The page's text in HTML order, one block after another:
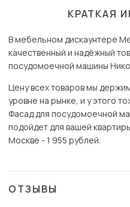
КРАТКАЯ
В мебельном дискаунтере
качественный и надёжный
посудомоечной машины
Цену всех товаров мы
уровне на рынке, и у этого
Фасад для посудомоечной
подойдет для вашей
Москве - 1 955 рублей.
ОТЗЫВЫ